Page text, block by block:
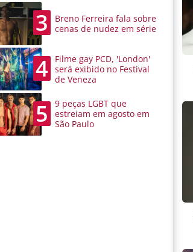
3
Breno Ferreira fala sobre
cenas de nudez em série
4
Filme gay PCD, 'London'
será exibido no Festival
de Veneza
5
9 peças LGBT que
estreiam em agosto em
São Paulo